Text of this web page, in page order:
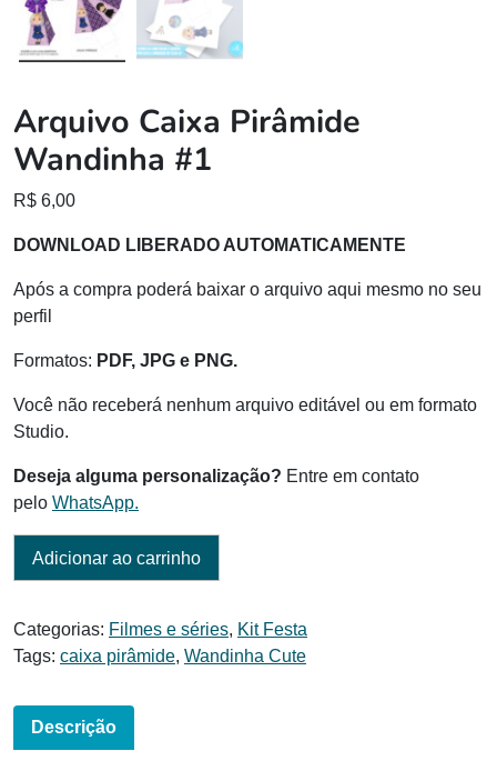
Arquivo Caixa Pirâmide
Wandinha #1
R$ 6,00
DOWNLOAD LIBERADO AUTOMATICAMENTE
Após a compra poderá baixar o arquivo aqui mesmo no seu
perfil
Formatos: PDF, JPG e PNG.
Você não receberá nenhum arquivo editável ou em formato
Studio.
Deseja alguma personalização? Entre em contato
pelo WhatsApp.
Adicionar ao carrinho
Categorias: Filmes e séries, Kit Festa
Tags: caixa pirâmide, Wandinha Cute
Descrição